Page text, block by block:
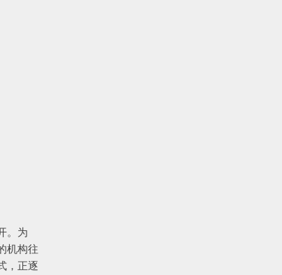
。为
机构往
，正逐